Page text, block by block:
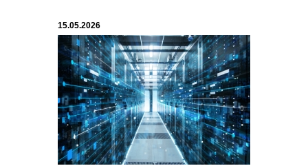
15.05.2026